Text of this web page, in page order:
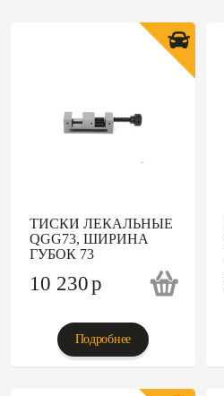
ТИСКИ ЛЕКАЛЬНЫЕ
QGG73, ШИРИНА
ГУБОК 73
10 230p
Подробнее